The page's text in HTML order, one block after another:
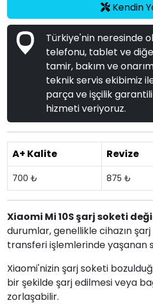
Kendin
Türkiye'nin neresinde
telefonu, tablet ve diğer
tamir, bakım ve
teknik servis ekibimiz
parça ve işçilik
hizmeti veriyoruz.
A+ Kalite Revize
700 ₺ 875 ₺
Xiaomi Mi 10S şarj soketi
durumlar, genellikle cihazın
transferi işlemlerinde yaşanan
Xiaomi'nizin şarj soketi
bir şekilde şarj edilmesi veya
zorlaşabilir.